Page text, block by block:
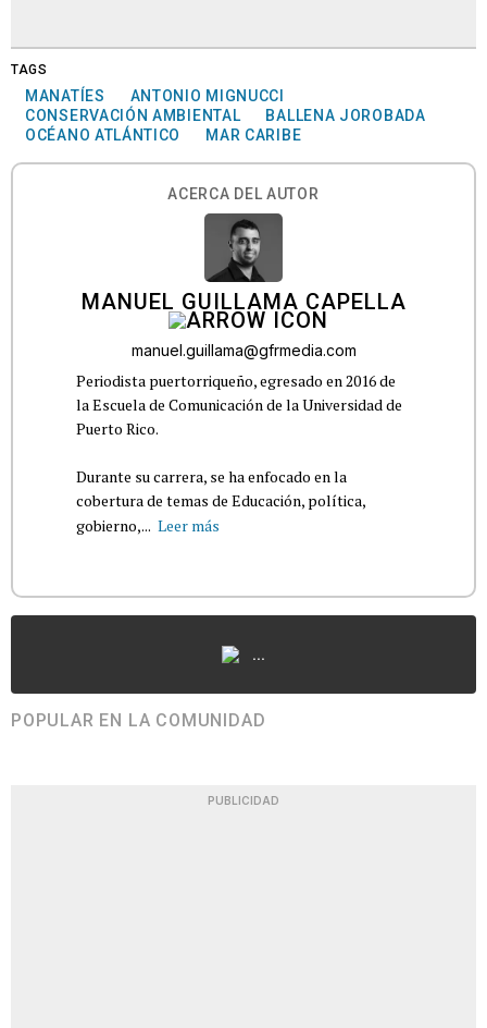
TAGS
MANATÍES
ANTONIO MIGNUCCI
CONSERVACIÓN AMBIENTAL
BALLENA JOROBADA
OCÉANO ATLÁNTICO
MAR CARIBE
ACERCA DEL AUTOR
MANUEL GUILLAMA CAPELLA
manuel.guillama@gfrmedia.com
Periodista puertorriqueño, egresado en 2016 de
la Escuela de Comunicación de la Universidad de
Puerto Rico.
Durante su carrera, se ha enfocado en la
cobertura de temas de Educación, política,
gobierno,... Leer más
...
POPULAR EN LA COMUNIDAD
PUBLICIDAD